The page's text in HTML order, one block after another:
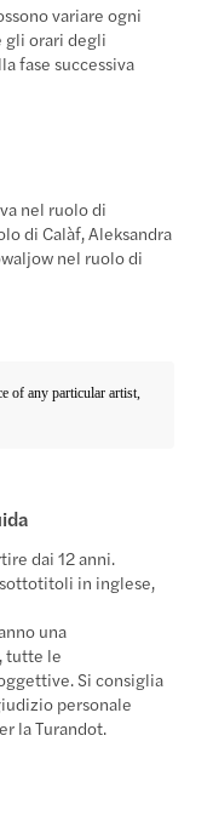
variare ogni
gli orari degli
fase successiva
nel ruolo di
di Calàf, Aleksandra
nel ruolo di
of any particular artist,
dai 12 anni.
in inglese,
una
tutte le
Si consiglia
personale
la Turandot.